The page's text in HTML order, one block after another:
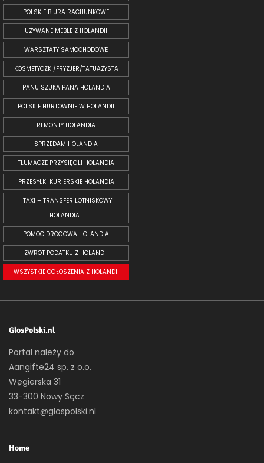
POLSKIE BIURA RACHUNKOWE
UŻYWANE MEBLE Z HOLANDII
WARSZTATY SAMOCHODOWE
KOSMETYCZKI/FRYZJER/TATUAŻYSTA
PANU SZUKA PANA HOLANDIA
POLSKIE HURTOWNIE W HOLANDII
REMONTY HOLANDIA
SPRZEDAM HOLANDIA
TŁUMACZE PRZYSIĘGLI HOLANDIA
PRZESYŁKI KURIERSKIE HOLANDIA
TAXI – TRANSFER LOTNISKOWY
HOLANDIA
POMOC DROGOWA HOLANDIA
ZWROT PODATKU Z HOLANDII
WSZYSTKIE OGŁOSZENIA Z HOLANDII
GlosPolski.nl
Portal należy do
Aangifte24 sp. z o.o.
Węgierska 31
33-300 Nowy Sącz
kontakt@glospolski.nl
Home